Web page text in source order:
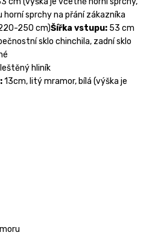
sprchy na přání zákazníka
250 cm)Šířka vstupu: 53 cm
sklo chinchila, zadní sklo
leštěný hliník
13cm, litý mramor, bílá (výška je